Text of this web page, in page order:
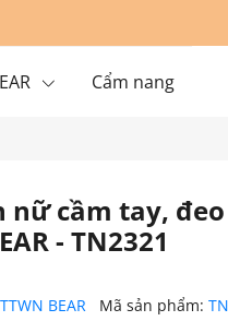
Cẩm nang
nữ cầm tay,
- TN2321
TTWN BEAR Mã sản phẩm: